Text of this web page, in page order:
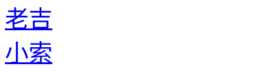
老吉
小索